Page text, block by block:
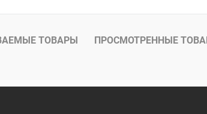
ТОВАРЫ ПРОСМОТРЕННЫЕ